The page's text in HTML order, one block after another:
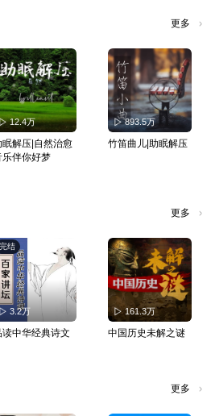
更多
12.4万
眠解压|自然治愈
乐伴你好梦
893.5万
竹笛曲儿|助眠解压
更多
3.2万
完结
读中华经典诗文
161.3万
中国历史未解之谜
更多